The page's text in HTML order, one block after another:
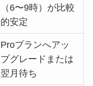
（6〜9時）が比較
的安定
Proプランへアッ
プグレードまたは
翌月待ち